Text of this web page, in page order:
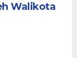
Walikota